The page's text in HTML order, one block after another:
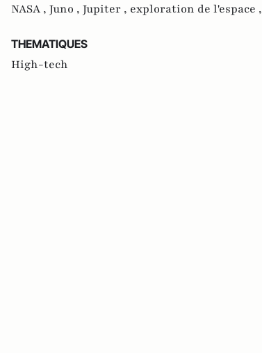
NASA , Juno , Jupiter , exploration de l'espace ,
THEMATIQUES
High-tech